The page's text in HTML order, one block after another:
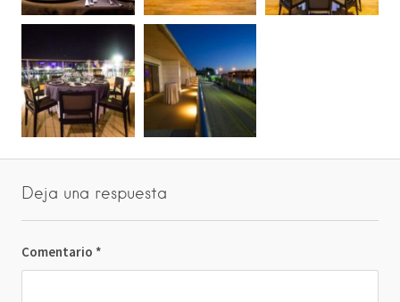
Deja una respuesta
Comentario *